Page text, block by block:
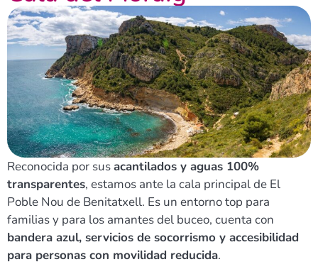
Reconocida por susacantilados y aguas 100%
transparentes, estamos ante la cala principal de El
Poble Nou de Benitatxell. Es un entorno top para
familias y para los amantes del buceo, cuenta con
bandera azul, servicios de socorrismo y accesibilidad
para personas con movilidad reducida.